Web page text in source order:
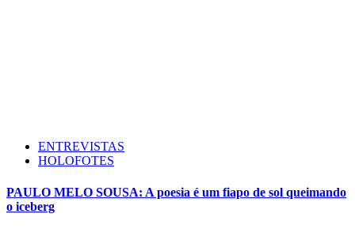
ENTREVISTAS
HOLOFOTES
PAULO MELO SOUSA: A poesia é um fiapo de sol queimando
o iceberg